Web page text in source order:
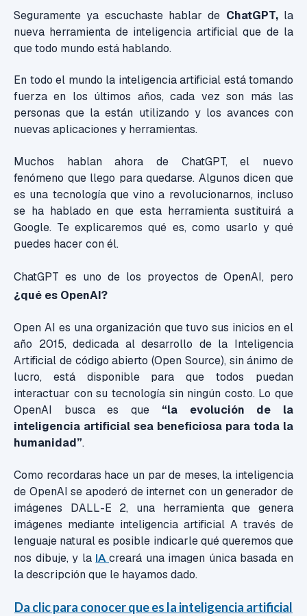
Seguramente ya escuchaste hablar de ChatGPT,la
nueva herramienta de inteligencia artificial que de la
que todo mundo está hablando.
En todo el mundo la inteligencia artificial está tomando
fuerza en los últimos años, cada vez son más las
personas que la están utilizando y los avances con
nuevas aplicaciones y herramientas.
Muchos hablan ahora de ChatGPT, el nuevo
fenómeno que llego para quedarse. Algunos dicen que
es una tecnología que vino a revolucionarnos, incluso
se ha hablado en que esta herramienta sustituirá a
Google. Te explicaremos qué es, como usarlo y qué
puedes hacer con él.
ChatGPT es uno de los proyectos de OpenAI, pero
¿qué es OpenAI?
Open AI es una organización que tuvo sus inicios en el
año 2015, dedicada al desarrollo de la Inteligencia
Artificial de código abierto (Open Source), sin ánimo de
lucro, está disponible para que todos puedan
interactuar con su tecnología sin ningún costo. Lo que
OpenAI busca es que “la evolución de la
inteligencia artificial sea beneficiosa para toda la
humanidad”.
Como recordaras hace un par de meses, la inteligencia
de OpenAI se apoderó de internet con un generador de
imágenes DALL-E 2, una herramienta que genera
imágenes mediante inteligencia artificial A través de
lenguaje natural es posible indicarle qué queremos que
nos dibuje, y la IAcreará una imagen única basada en
la descripción que le hayamos dado.
Da clic para conocer que es la inteligencia artificial